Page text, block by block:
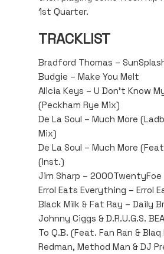
1st Quarter.
TRACKLIST
Bradford Thomas –
Budgie – Make You Melt
Alicia Keys – U Don’t Know
(Peckham Rye Mix)
De La Soul – Much More
Mix)
De La Soul – Much More
(Inst.)
Jim Sharp – 2000TwentyFoe
Errol Eats Everything – Errol
Black Milk & Fat Ray – Daily
Johnny Ciggs & D.R.U.G.S.
To Q.B. (Feat. Fan Ran &
Redman, Method Man & DJ